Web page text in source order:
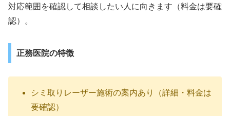
対応範囲を確認して相談したい人に向きます（料金は要確
認）。
正務医院の特徴
シミ取りレーザー施術の案内あり（詳細・料金は
要確認）